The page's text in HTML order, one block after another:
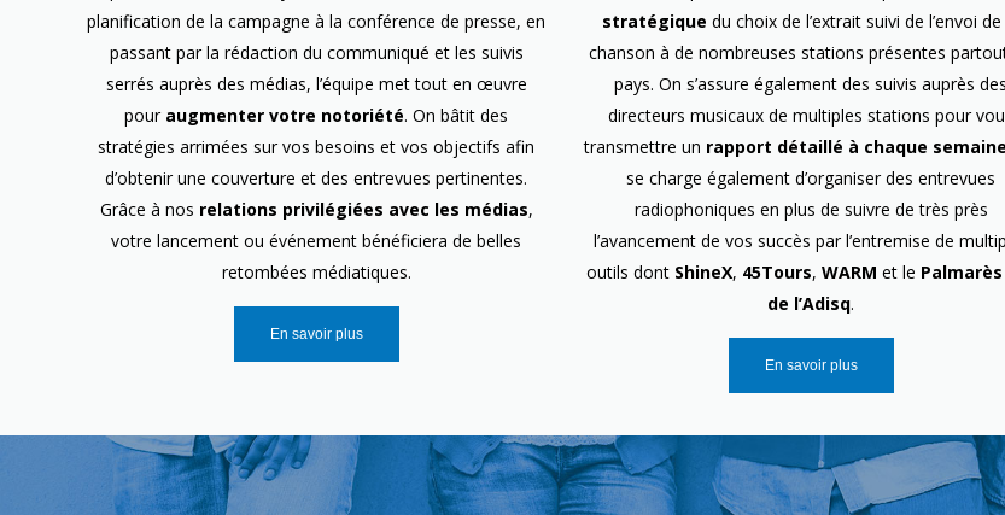
planification de la campagne à la conférence de presse, en
passant par la rédaction du communiqué et les suivis
serrés auprès des médias, l’équipe met tout en œuvre
pour augmenter votre notoriété. On bâtit des
stratégies arrimées sur vos besoins et vos objectifs afin
d’obtenir une couverture et des entrevues pertinentes.
Grâce à nos relations privilégiées avec les médias,
votre lancement ou événement bénéficiera de belles
retombées médiatiques.
En savoir plus
stratégique du choix de l’extrait suivi de l’envoi de
chanson à de nombreuses stations présentes
pays. On s’assure également des suivis auprès des
directeurs musicaux de multiples stations pour
transmettre un rapport détaillé à chaque semaine
se charge également d’organiser des entrevues
radiophoniques en plus de suivre de très près
l’avancement de vos succès par l’entremise de
outils dont ShineX, 45Tours, WARM et le
de l’Adisq.
En savoir plus